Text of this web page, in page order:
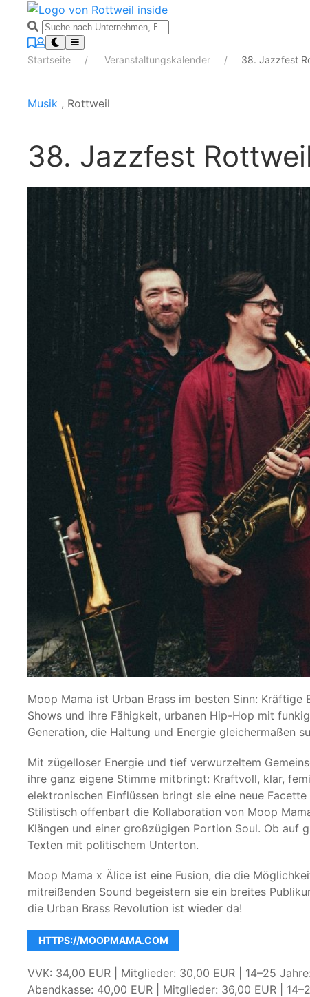
Startseite Veranstaltungskalender 38. Jazzfest
Musik , Rottweil
38. Jazzfest
Moop Mama ist Urban Brass im besten Sinn:
Shows und ihre Fähigkeit, urbanen Hip-Hop mit
Generation, die Haltung und Energie gleichermaßen
Mit zügelloser Energie und tief verwurzeltem
ihre ganz eigene Stimme mitbringt: Kraftvoll, klar,
elektronischen Einflüssen bringt sie eine neue
Stilistisch offenbart die Kollaboration von Moop
Klängen und einer großzügigen Portion Soul. Ob auf
Texten mit politischem Unterton.
Moop Mama x Älice ist eine Fusion, die die
mitreißenden Sound begeistern sie ein breites
die Urban Brass Revolution ist wieder da!
HTTPS://MOOPMAMA.COM
VVK: 34,00 EUR | Mitglieder: 30,00 EUR | 14–25
Abendkasse: 40,00 EUR | Mitglieder: 36,00 EUR |